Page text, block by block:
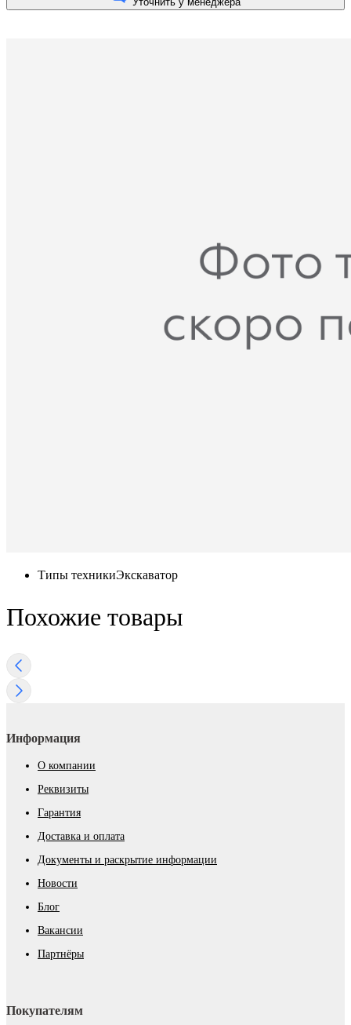
Типы техникиЭкскаватор
Похожие товары
Информация
О компании
Реквизиты
Гарантия
Доставка и оплата
Документы и раскрытие информации
Новости
Блог
Вакансии
Партнёры
Покупателям